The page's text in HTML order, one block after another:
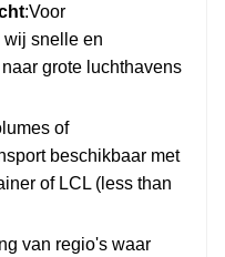
:Voor
snelle en
grote luchthavens
of
beschikbaar met
of LCL (less than
van regio's waar